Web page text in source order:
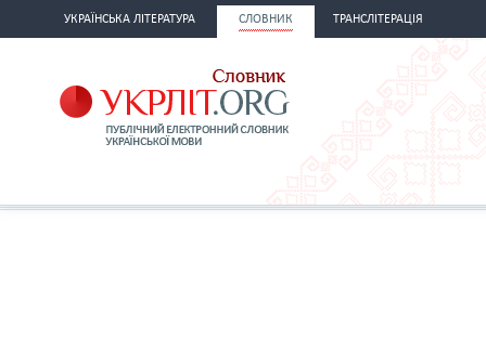
УКРАЇНСЬКА ЛІТЕРАТУРА СЛОВНИК ТРАНСЛІТЕРАЦІЯ